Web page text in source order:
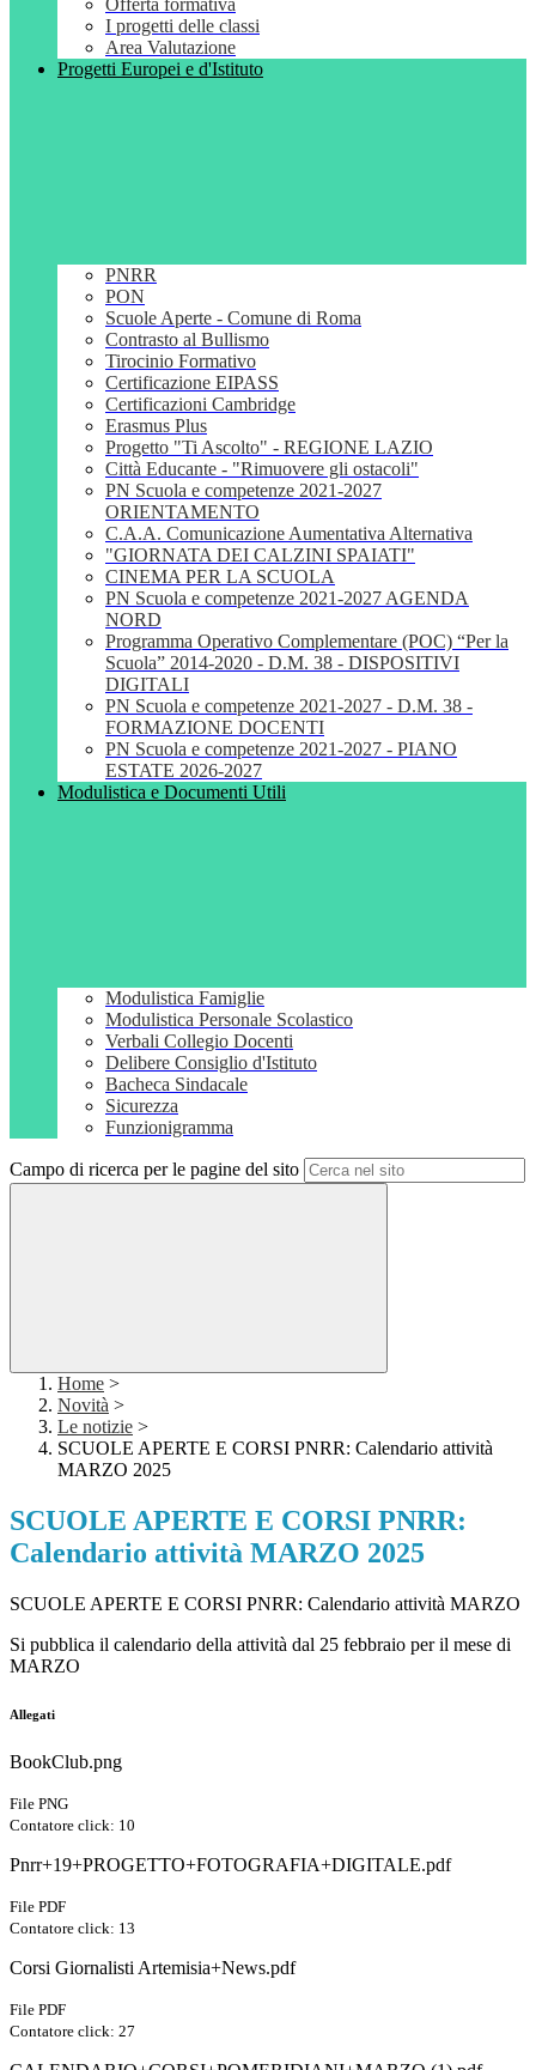
Offerta formativa
I progetti delle classi
Area Valutazione
Progetti Europei e d'Istituto
PNRR
PON
Scuole Aperte - Comune di Roma
Contrasto al Bullismo
Tirocinio Formativo
Certificazione EIPASS
Certificazioni Cambridge
Erasmus Plus
Progetto "Ti Ascolto" - REGIONE LAZIO
Città Educante - "Rimuovere gli ostacoli"
PN Scuola e competenze 2021-2027
ORIENTAMENTO
C.A.A. Comunicazione Aumentativa Alternativa
"GIORNATA DEI CALZINI SPAIATI"
CINEMA PER LA SCUOLA
PN Scuola e competenze 2021-2027 AGENDA
NORD
Programma Operativo Complementare (POC) “Per la
Scuola” 2014-2020 - D.M. 38 - DISPOSITIVI
DIGITALI
PN Scuola e competenze 2021-2027 - D.M. 38 -
FORMAZIONE DOCENTI
PN Scuola e competenze 2021-2027 - PIANO
ESTATE 2026-2027
Modulistica e Documenti Utili
Modulistica Famiglie
Modulistica Personale Scolastico
Verbali Collegio Docenti
Delibere Consiglio d'Istituto
Bacheca Sindacale
Sicurezza
Funzionigramma
Campo di ricerca per le pagine del sito
Home >
Novità >
Le notizie >
SCUOLE APERTE E CORSI PNRR: Calendario attività
MARZO 2025
SCUOLE APERTE E CORSI PNRR:
Calendario attività MARZO 2025
SCUOLE APERTE E CORSI PNRR: Calendario attività MARZO
Si pubblica il calendario della attività dal 25 febbraio per il mese di
MARZO
Allegati
BookClub.png
File PNG
Contatore click: 10
Pnrr+19+PROGETTO+FOTOGRAFIA+DIGITALE.pdf
File PDF
Contatore click: 13
Corsi Giornalisti Artemisia+News.pdf
File PDF
Contatore click: 27